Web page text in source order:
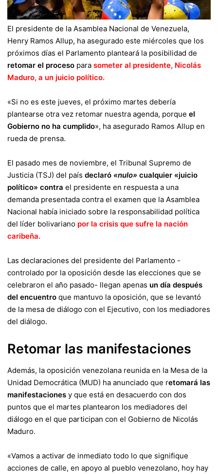
El presidente de la Asamblea Nacional de Venezuela,
Henry Ramos Allup, ha asegurado este miércoles que los
próximos días el Parlamento planteará la posibilidad de
retomar el proceso para someter al presidente, Nicolás
Maduro, a un juicio político.
«Si no es este jueves, el próximo martes debería
plantearse otra vez retomar nuestra agenda, porque el
Gobierno no ha cumplido», ha asegurado Ramos Allup en
rueda de prensa.
El pasado mes de noviembre, el Tribunal Supremo de
Justicia (TSJ) del país declaró «nulo» cualquier «juicio
político» contra el presidente en respuesta a una
demanda presentada contra el examen que la Asamblea
Nacional había iniciado sobre la responsabilidad política
del líder bolivariano por la crisis que sufre la nación
caribeña.
Las declaraciones del presidente del Parlamento -
controlado por la oposición desde las elecciones que se
celebraron el año pasado- llegan apenas un día después
del encuentro que mantuvo la oposición, que se levantó
de la mesa de diálogo con el Ejecutivo, con los mediadores
del diálogo.
Retomar las manifestaciones
Además, la oposición venezolana reunida en la Mesa de la
Unidad Democrática (MUD) ha anunciado que retomará las
manifestaciones y que está en desacuerdo con dos
puntos que el martes plantearon los mediadores del
diálogo en el que participan con el Gobierno de Nicolás
Maduro.
«Vamos a activar de inmediato todo lo que signifique
acciones de calle, en apoyo al pueblo venezolano, hoy hay